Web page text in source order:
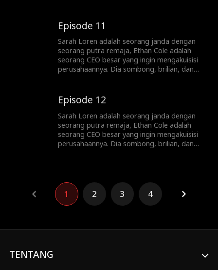
dan yang dia inginkan ... adalah hati Sarah.
Episode 11
Sarah Loren adalah seorang janda dengan
seorang putra remaja, Ethan Cole adalah
seorang CEO besar yang ingin mengakuisisi
perusahaannya. Dia sombong, brilian, dan
dan yang dia inginkan ... adalah hati Sarah.
Episode 12
Sarah Loren adalah seorang janda dengan
seorang putra remaja, Ethan Cole adalah
seorang CEO besar yang ingin mengakuisisi
perusahaannya. Dia sombong, brilian, dan
1 2 3 4
TENTANG